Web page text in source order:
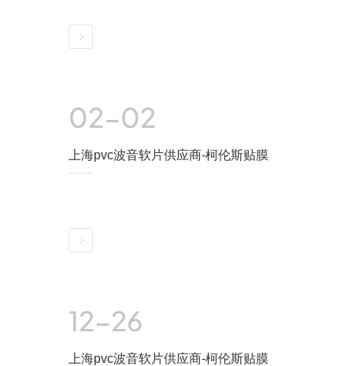
详情
02-02
上海pvc波音软片供应商-柯伦斯贴膜
详情
12-26
上海pvc波音软片供应商-柯伦斯贴膜